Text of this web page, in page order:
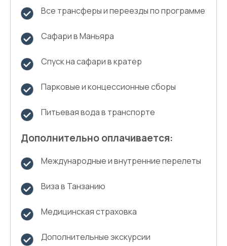
Все трансферы и переезды по программе
Сафари в Маньяра
Спуск на сафари в кратер
Парковые и концессионные сборы
Питьевая вода в транспорте
Дополнительно оплачивается:
Международные и внутренние перелеты
Виза в Танзанию
Медицинская страховка
Дополнительные экскурсии